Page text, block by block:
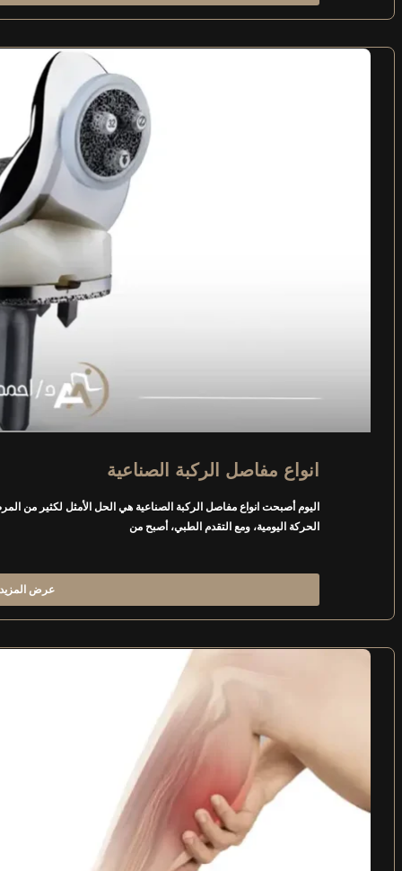
انواع مفاصل الركبة الصناعية
اليوم أصبحت انواع مفاصل الركبة الصناعية هي الحل الأمثل لكثير من
الحركة اليومية، ومع التقدم الطبي، أصبح من
عرض المزيد